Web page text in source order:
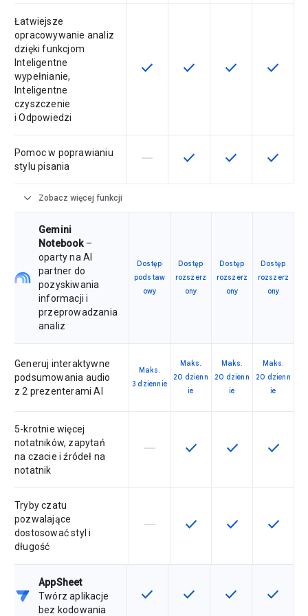
Łatwiejsze
opracowywanie analiz
dzięki funkcjom
Inteligentne
wypełnianie,
Inteligentne
czyszczenie
i Odpowiedzi
Ta funkcja jest dostępna w ramach
check Ta funkcja jest dostępna
check Ta funkcja jest
check Ta
check
Pomoc w poprawianiu
stylu pisania
Ta funkcja nie jest dostępna w
horizontal_rule Ta funkcja jest dostępna
check Ta funkcja jest
check Ta
check
expand_more Zobacz więcej funkcji
Gemini
Notebook–
oparty na AI
partner do
pozyskiwania
informacji i
przeprowadzania
analiz
Dostęp
podstaw
owy
Dostęp
rozszerz
ony
Dostęp
rozszerz
ony
Dostęp
rozszerz
ony
Generuj interaktywne
podsumowania audio
z 2 prezenterami AI
Maks.
3 dziennie
Maks.
20 dzienn
ie
Maks.
20 dzienn
ie
Maks.
20 dzienn
ie
5-krotnie więcej
notatników, zapytań
na czacie i źródeł na
notatnik
Ta funkcja nie jest dostępna w
horizontal_rule Ta funkcja jest dostępna
check Ta funkcja jest
check Ta
check
Tryby czatu
pozwalające
dostosować styl i
długość
Ta funkcja nie jest dostępna w
horizontal_rule Ta funkcja jest dostępna
check Ta funkcja jest
check Ta
check
AppSheet
Twórz aplikacje
bez kodowania
Ta funkcja jest dostępna w ramach
check Ta funkcja jest dostępna
check Ta funkcja jest
check Ta
check